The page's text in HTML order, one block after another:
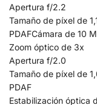
Apertura f/2.2
Tamaño de píxel de
PDAFCámara de 10
Zoom óptico de 3x
Apertura f/2.0
Tamaño de píxel de
PDAF
Estabilización óptica